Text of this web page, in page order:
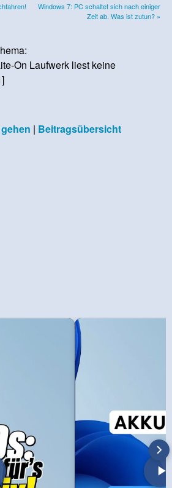
Windows 7: PC schaltet sich nach einiger
Zeit ab. Was ist zutun? »
On Laufwerk liest keine
]
| Beitragsübersicht